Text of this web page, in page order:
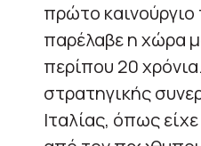
πρώτο καινούργιο
παρέλαβε η χώρα
περίπου 20
στρατηγικής
Ιταλίας, όπως